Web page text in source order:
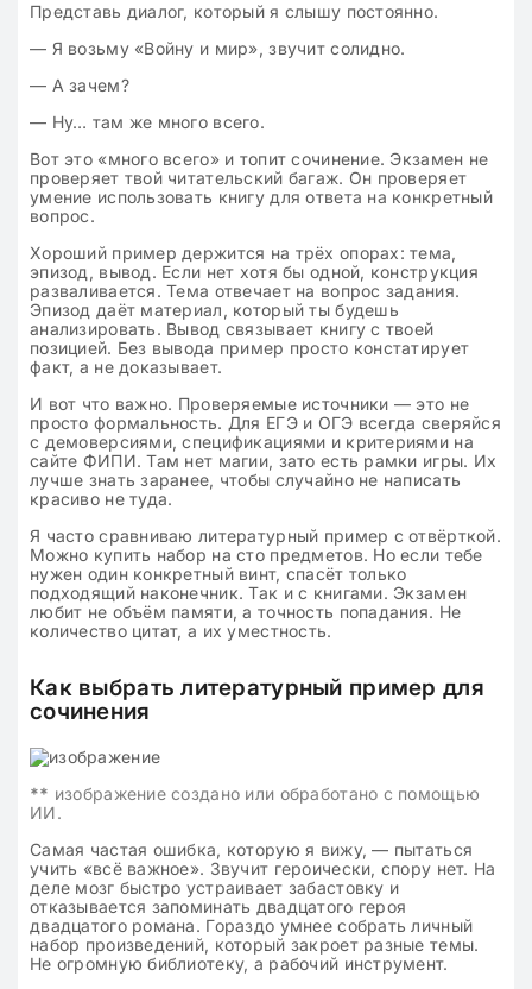
Представь диалог, который я слышу постоянно.
— Я возьму «Войну и мир», звучит солидно.
— А зачем?
— Ну… там же много всего.
Вот это «много всего» и топит сочинение. Экзамен не
проверяет твой читательский багаж. Он проверяет
умение использовать книгу для ответа на конкретный
вопрос.
Хороший пример держится на трёх опорах: тема,
эпизод, вывод. Если нет хотя бы одной, конструкция
разваливается. Тема отвечает на вопрос задания.
Эпизод даёт материал, который ты будешь
анализировать. Вывод связывает книгу с твоей
позицией. Без вывода пример просто констатирует
факт, а не доказывает.
И вот что важно. Проверяемые источники — это не
просто формальность. Для ЕГЭ и ОГЭ всегда сверяйся
с демоверсиями, спецификациями и критериями на
сайте ФИПИ. Там нет магии, зато есть рамки игры. Их
лучше знать заранее, чтобы случайно не написать
красиво не туда.
Я часто сравниваю литературный пример с отвёрткой.
Можно купить набор на сто предметов. Но если тебе
нужен один конкретный винт, спасёт только
подходящий наконечник. Так и с книгами. Экзамен
любит не объём памяти, а точность попадания. Не
количество цитат, а их уместность.
Как выбрать литературный пример для
сочинения
** изображение создано или обработано с помощью
ИИ.
Самая частая ошибка, которую я вижу, — пытаться
учить «всё важное». Звучит героически, спору нет. На
деле мозг быстро устраивает забастовку и
отказывается запоминать двадцатого героя
двадцатого романа. Гораздо умнее собрать личный
набор произведений, который закроет разные темы.
Не огромную библиотеку, а рабочий инструмент.